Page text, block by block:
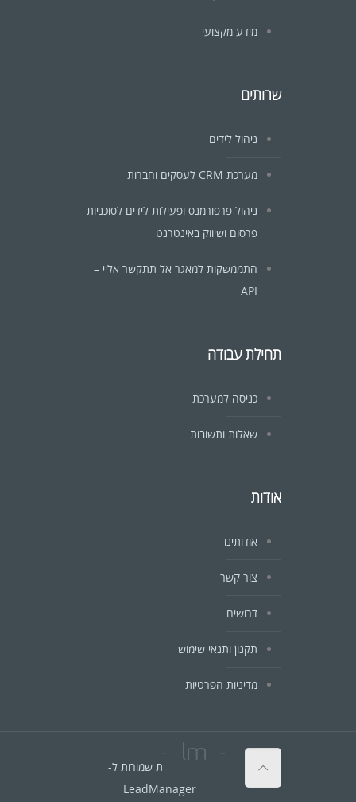
מידע מקצועי
שרותים
ניהול לידים
מערכת CRM לעסקים וחברות
ניהול פרפורמנס ופעילות לידים לסוכניות
פרסום ושיווק באינטרנט
התממשקות למאגר אל תתקשר אליי –
API
תחילת עבודה
כניסה למערכת
שאלות ותשובות
אודות
אודותינו
צור קשר
דרושים
תקנון ותנאי שימוש
מדיניות הפרטיות
© כל הזכויות שמורות ל-
LeadManager